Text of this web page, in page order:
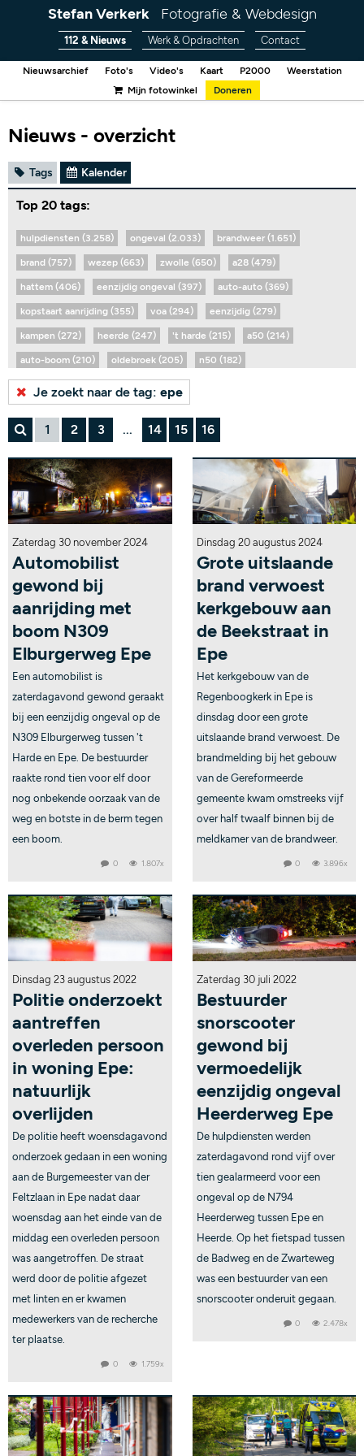
Stefan Verkerk Fotografie & Webdesign
112 & Nieuws Werk & Opdrachten Contact
Nieuwsarchief Foto's Video's Kaart P2000
Weerstation
Mijn fotowinkel
Doneren
Nieuws - overzicht
Tags Kalender
Top 20 tags:
hulpdiensten (3.258) ongeval (2.033) brandweer (1.651)
brand (757) wezep (663) zwolle (650) a28 (479)
hattem (406) eenzijdig ongeval (397) auto-auto (369)
kopstaart aanrijding (355) voa (294) eenzijdig (279)
kampen (272) heerde (247) 't harde (215) a50 (214)
auto-boom (210) oldebroek (205) n50 (182)
Bekijk alle tags...
Je zoekt naar de tag: epe
1 2 3 ... 14 15 16
Zaterdag 30 november 2024
Automobilist
gewond bij
aanrijding met
boom N309
Elburgerweg Epe
Een automobilist is
zaterdagavond gewond geraakt
bij een eenzijdig ongeval op de
N309 Elburgerweg tussen 't
Harde en Epe. De bestuurder
raakte rond tien voor elf door
nog onbekende oorzaak van de
weg en botste in de berm tegen
een boom.
0 1.807x
Dinsdag 20 augustus 2024
Grote uitslaande
brand verwoest
kerkgebouw aan
de Beekstraat in
Epe
Het kerkgebouw van de
Regenboogkerk in Epe is
dinsdag door een grote
uitslaande brand verwoest. De
brandmelding bij het gebouw
van de Gereformeerde
gemeente kwam omstreeks vijf
over half twaalf binnen bij de
meldkamer van de brandweer.
0 3.896x
Dinsdag 23 augustus 2022
Politie onderzoekt
aantreffen
overleden persoon
in woning Epe:
natuurlijk
overlijden
De politie heeft woensdagavond
onderzoek gedaan in een woning
aan de Burgemeester van der
Feltzlaan in Epe nadat daar
woensdag aan het einde van de
middag een overleden persoon
was aangetroffen. De straat
werd door de politie afgezet
met linten en er kwamen
medewerkers van de recherche
ter plaatse.
0 1.759x
Zaterdag 30 juli 2022
Bestuurder
snorscooter
gewond bij
vermoedelijk
eenzijdig ongeval
Heerderweg Epe
De hulpdiensten werden
zaterdagavond rond vijf over
tien gealarmeerd voor een
ongeval op de N794
Heerderweg tussen Epe en
Heerde. Op het fietspad tussen
de Badweg en de Zwarteweg
was een bestuurder van een
snorscooter onderuit gegaan.
0 2.478x